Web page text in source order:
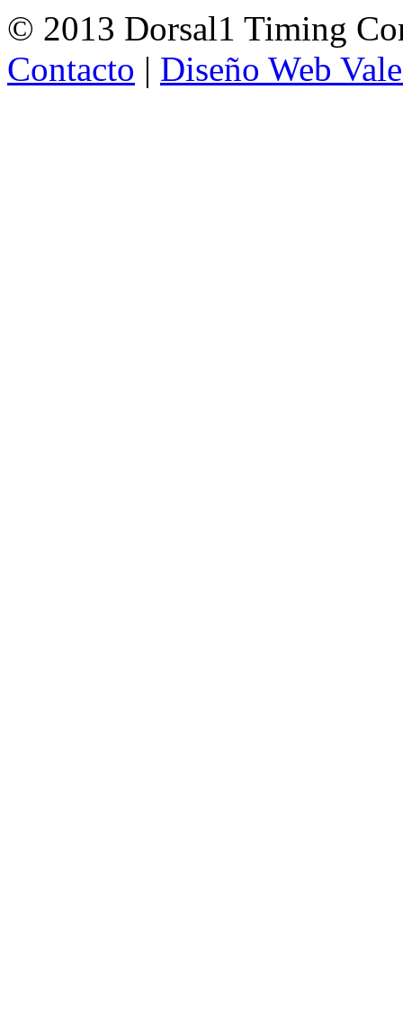
© 2013 Dorsal1 Timing
Contacto | Diseño Web